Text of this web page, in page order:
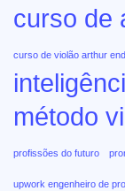
curso de
curso de violão arthur
método
profissões do futuro
upwork engenheiro de